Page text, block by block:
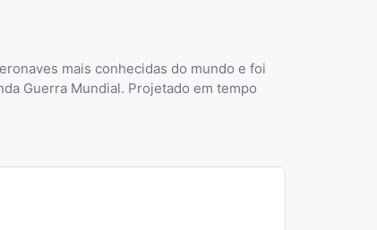
mais conhecidas do mundo e foi
Guerra Mundial. Projetado em tempo